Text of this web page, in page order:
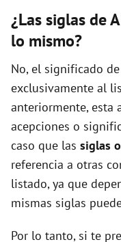
¿Las siglas de
lo mismo?
No, el significado
exclusivamente al
anteriormente, esta
acepciones o
caso que las siglas
referencia a otras
listado, ya que
mismas siglas
Por lo tanto, si te